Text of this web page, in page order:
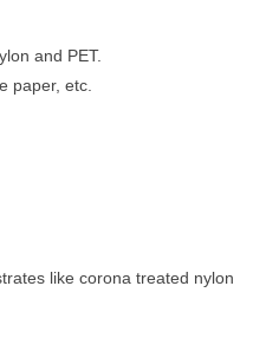
and PET.
paper, etc.
like corona treated nylon